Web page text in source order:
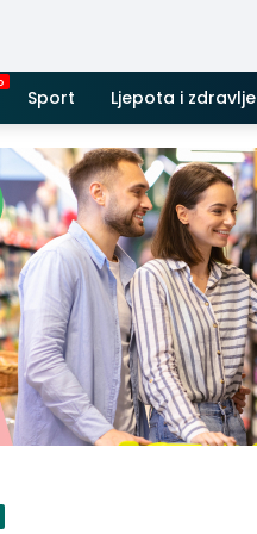
Sport Ljepota i zdravlje